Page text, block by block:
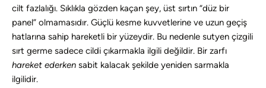
cilt fazlalığı. Sıklıkla gözden kaçan şey, üst sırtın “düz bir
panel” olmamasıdır. Güçlü kesme kuvvetlerine ve uzun geçiş
hatlarına sahip hareketli bir yüzeydir. Bu nedenle sutyen çizgili
sırt germe sadece cildi çıkarmakla ilgili değildir. Bir zarfı
hareket ederken sabit kalacak şekilde yeniden sarmakla
ilgilidir.